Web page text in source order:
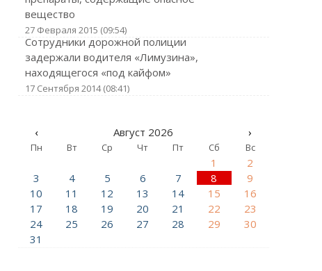
вещество
27 Февраля 2015 (09:54)
Сотрудники дорожной полиции
задержали водителя «Лимузина»,
находящегося «под кайфом»
17 Сентября 2014 (08:41)
‹ Август 2026 ›
Пн Вт Ср Чт Пт Сб Вс
1
2
3
4 5 6 7 8
9
10
11 12 13 14 15
16
17
18 19 20 21 22
23
24
25 26 27 28 29
30
31